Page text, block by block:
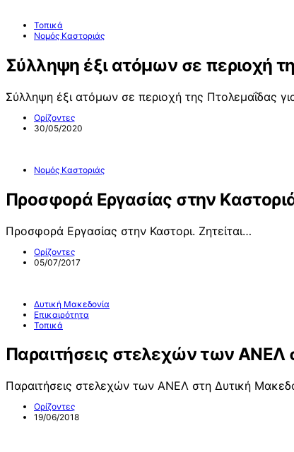
Τοπικά
Νομός Καστοριάς
Σύλληψη έξι ατόμων σε περιοχή
Σύλληψη έξι ατόμων σε περιοχή της Πτολεμαΐδας
Ορίζοντες
30/05/2020
Νομός Καστοριάς
Προσφορά Εργασίας στην
Προσφορά Εργασίας στην Καστορι. Ζητείται…
Ορίζοντες
05/07/2017
Δυτική Μακεδονία
Επικαιρότητα
Τοπικά
Παραιτήσεις στελεχών των ΑΝΕΛ
Παραιτήσεις στελεχών των ΑΝΕΛ στη Δυτική
Ορίζοντες
19/06/2018